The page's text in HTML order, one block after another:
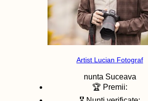
Artist Lucian Fotograf
nunta Suceava
🏆 Premii: